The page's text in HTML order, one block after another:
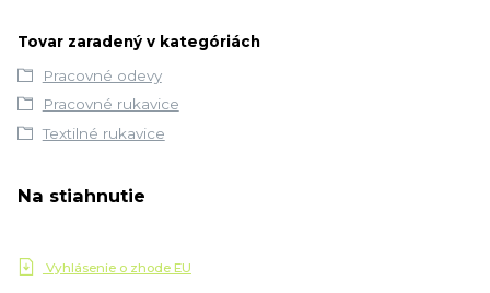
Tovar zaradený v kategóriách
Pracovné odevy
Pracovné rukavice
Textilné rukavice
Na stiahnutie
Vyhlásenie o zhode EU